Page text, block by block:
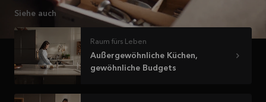
% auf alle
Arbeitsplatten
Angebot gültig bis
2026-08-31
Siehe auch
Raum fürs Leben
Außergewöhnliche Küchen,
gewöhnliche Budgets